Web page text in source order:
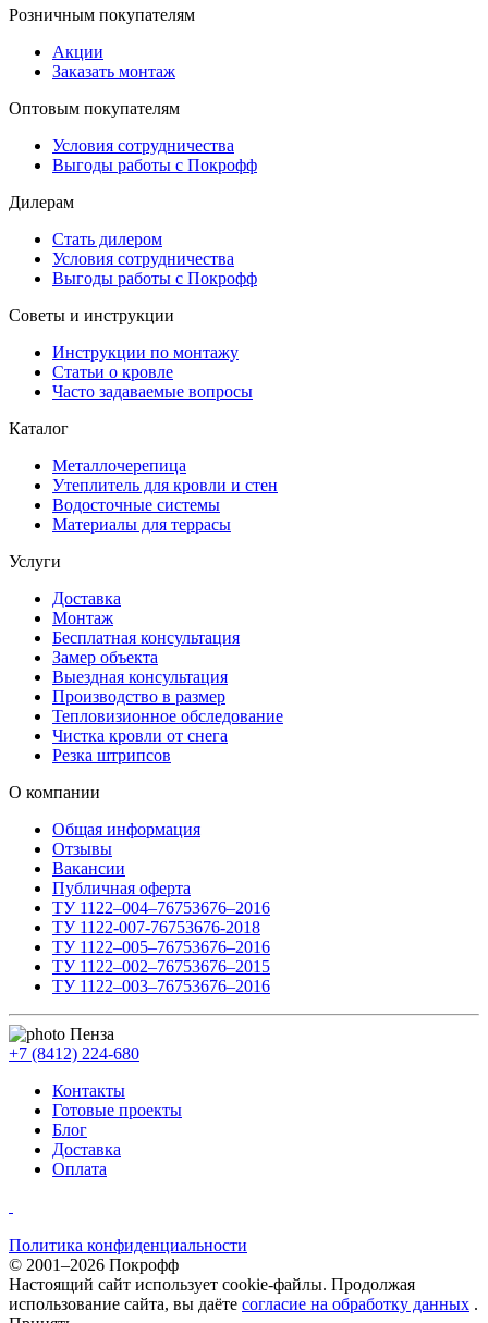
Розничным покупателям
Акции
Заказать монтаж
Оптовым покупателям
Условия сотрудничества
Выгоды работы с Покрофф
Дилерам
Стать дилером
Условия сотрудничества
Выгоды работы с Покрофф
Советы и инструкции
Инструкции по монтажу
Статьи о кровле
Часто задаваемые вопросы
Каталог
Металлочерепица
Утеплитель для кровли и стен
Водосточные системы
Материалы для террасы
Услуги
Доставка
Монтаж
Бесплатная консультация
Замер объекта
Выездная консультация
Производство в размер
Тепловизионное обследование
Чистка кровли от снега
Резка штрипсов
О компании
Общая информация
Отзывы
Вакансии
Публичная оферта
ТУ 1122–004–76753676–2016
ТУ 1122-007-76753676-2018
ТУ 1122–005–76753676–2016
ТУ 1122–002–76753676–2015
ТУ 1122–003–76753676–2016
Пенза
+7 (8412) 224-680
Контакты
Готовые проекты
Блог
Доставка
Оплата
Политика конфиденциальности
© 2001–2026 Покрофф
Настоящий сайт использует cookie-файлы. Продолжая
использование сайта, вы даёте согласие на обработку данных .